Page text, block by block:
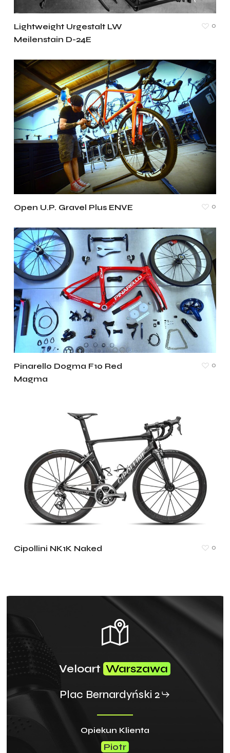
Brak produktów w koszyku.
Lightweight Urgestalt LW
Meilenstain D-24E
0
Open U.P. Gravel Plus ENVE 0
Pinarello Dogma F10 Red
Magma
0
Cipollini NK1K Naked 0
VeloartWarszawa
Plac Bernardyński 2
Opiekun Klienta
Piotr